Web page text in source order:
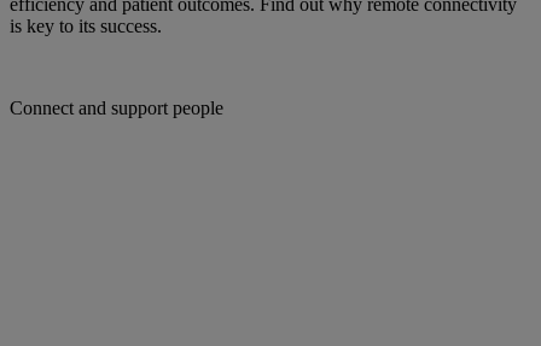
efficiency and patient outcomes. Find out why remote connectivity
is key to its success.
Connect and support people